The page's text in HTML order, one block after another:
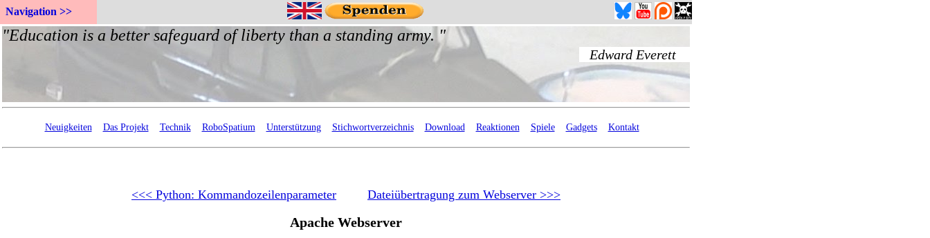
Navigation >>
Neuigkeiten Das Projekt Technik RoboSpatium Unterstützung Stichwortverzeichnis Download Reaktionen Spiele Gadgets Kontakt
<<< Python: Kommandozeilenparameter Dateiübertragung zum Webserver >>>
Apache Webserver